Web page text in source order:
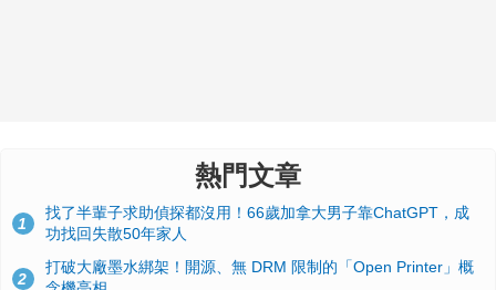
熱門文章
1
找了半輩子求助偵探都沒用！66歲加拿大男子靠ChatGPT，成
功找回失散50年家人
2
打破大廠墨水綁架！開源、無 DRM 限制的「Open Printer」概